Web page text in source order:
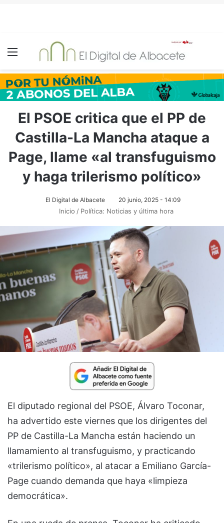
Menú
El PSOE critica que el PP de
Castilla-La Mancha ataque a
Page, llame «al transfuguismo
y haga trilerismo político»
El Digital de Albacete 20 junio, 2025 - 14:09
Inicio / Política: Noticias y última hora
El diputado regional del PSOE, Álvaro Toconar,
ha advertido este viernes que los dirigentes del
PP de Castilla-La Mancha están haciendo un
llamamiento al transfuguismo, y practicando
«trilerismo político», al atacar a Emiliano García-
Page cuando demanda que haya «limpieza
democrática».